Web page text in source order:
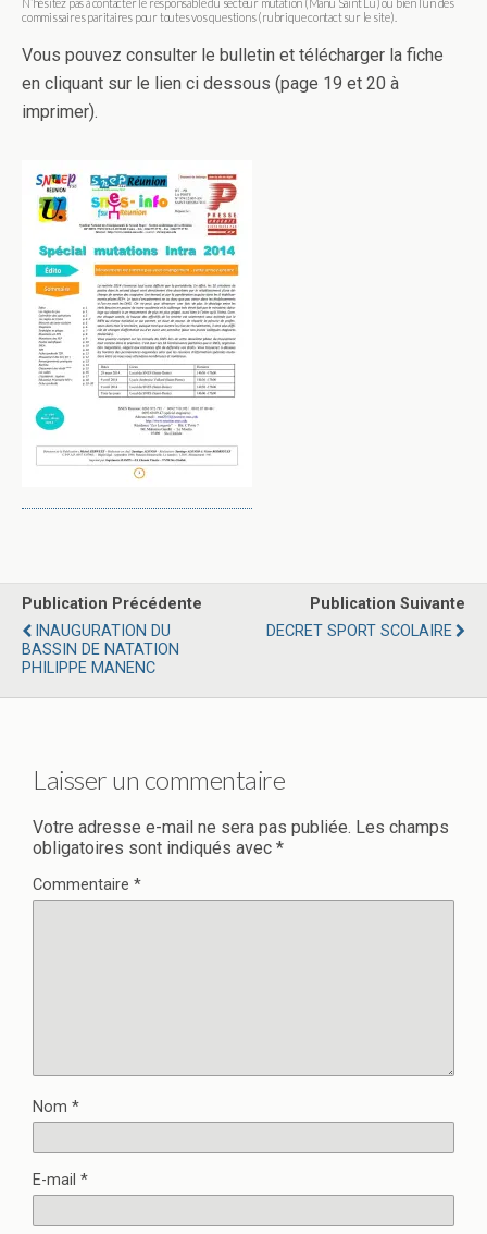
commissaires paritaires pour toutes vos questions (rubrique contact sur le site).
Vous pouvez consulter le bulletin et télécharger la fiche
en cliquant sur le lien ci dessous (page 19 et 20 à
imprimer).
Publication Précédente
INAUGURATION DU
BASSIN DE NATATION
PHILIPPE MANENC
Publication Suivante
DECRET SPORT SCOLAIRE
Laisser un commentaire
Votre adresse e-mail ne sera pas publiée. Les champs
obligatoires sont indiqués avec *
Commentaire *
Nom *
E-mail *